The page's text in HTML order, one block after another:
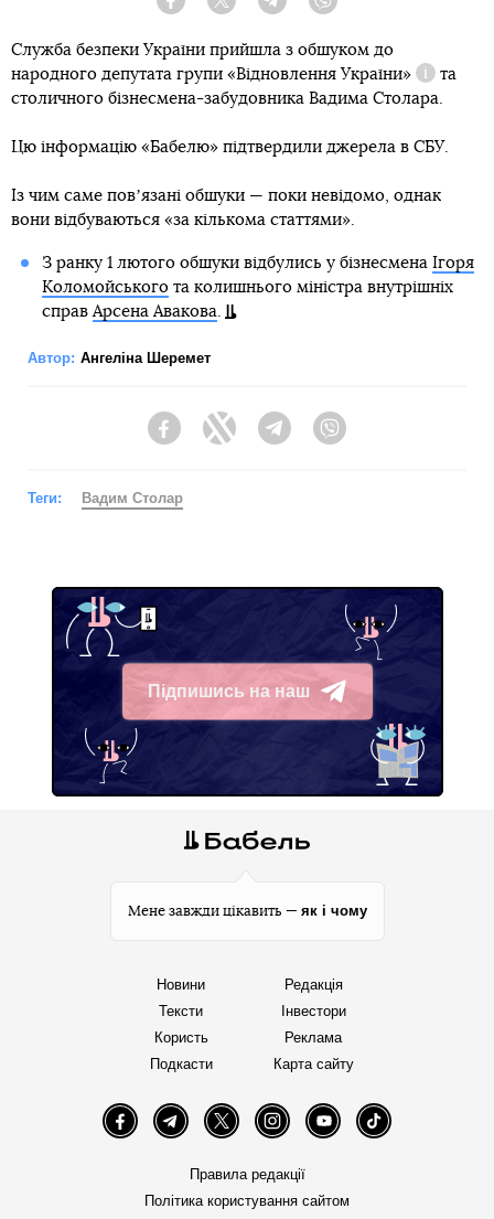
Facebook Twitter Telegram
Служба безпеки України прийшла з обшуком до
народного депутата групи «Відновлення України»
Довідка
та
столичного бізнесмена-забудовника Вадима Столара.
Цю інформацію «Бабелю» підтвердили джерела в СБУ.
Із чим саме повʼязані обшуки — поки невідомо, однак
вони відбуваються «за кількома статтями».
З ранку 1 лютого обшуки відбулись у бізнесмена Ігоря
Коломойськогота колишнього міністра внутрішніх
справАрсена Авакова.
Автор: Ангеліна Шеремет
FacebookTwitter Telegram
Теги: Вадим Столар
Підпишись на наш
Telegram
Мене завжди цікавить — як і чому
Новини
Тексти
Користь
Подкасти
Редакція
Інвестори
Реклама
Карта сайту
FacebookTelegramTwitter InstagramYouTube TikTok
Правила редакції
Політика користування сайтом